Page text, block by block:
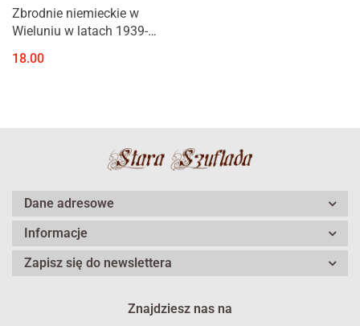
Zbrodnie niemieckie w
Wieluniu w latach 1939-
18.00
Dane adresowe
Informacje
Zapisz się do newslettera
Znajdziesz nas na